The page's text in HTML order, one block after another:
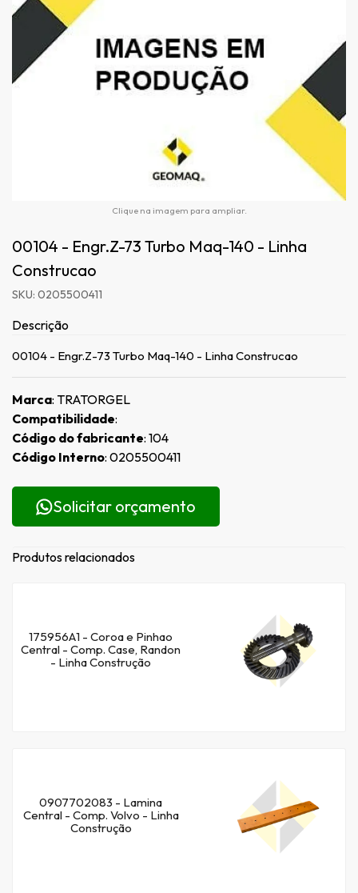
Clique na imagem para ampliar.
00104 - Engr.Z-73 Turbo Maq-140 - Linha
Construcao
SKU: 0205500411
Descrição
00104 - Engr.Z-73 Turbo Maq-140 - Linha Construcao
Marca: TRATORGEL
Compatibilidade:
Código do fabricante: 104
Código Interno: 0205500411
Solicitar orçamento
Produtos relacionados
175956A1 - Coroa e Pinhao
Central - Comp. Case, Randon
- Linha Construção
0907702083 - Lamina
Central - Comp. Volvo - Linha
Construção